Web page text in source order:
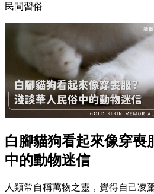
民間習俗
白腳貓狗看起來像穿喪
中的動物迷信
人類常自稱萬物之靈，覺得自己凌